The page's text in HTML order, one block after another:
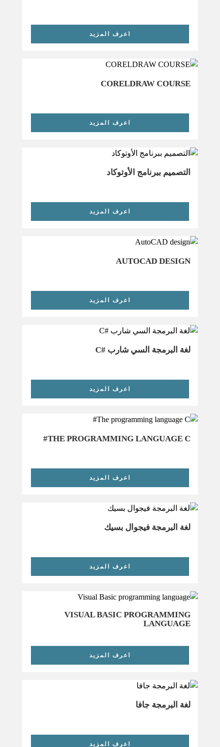
اعرف المزيد
CORELDRAW COURSE
اعرف المزيد
التصميم ببرنامج الأوتوكاد
اعرف المزيد
AUTOCAD DESIGN
اعرف المزيد
لغة البرمجة السي شارب #C
اعرف المزيد
THE PROGRAMMING LANGUAGE C#
اعرف المزيد
لغة البرمجة فيجوال بسيك
اعرف المزيد
VISUAL BASIC PROGRAMMING
LANGUAGE
اعرف المزيد
لغة البرمجة جافا
اعرف المزيد